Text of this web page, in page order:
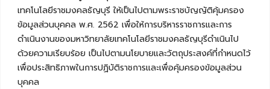
เทคโนโลยีราชมงคลธัญบุรี ให้เป็นไปตามพระราชบัญญัติคุ้มครอง
ข้อมูลส่วนบุคคล พ.ศ. 2562 เพื่อให้การบริหารราชการและการ
ดำเนินงานของมหาวิทยาลัยเทคโนโลยีราชมงคลธัญบุรีดำเนินไป
ด้วยความเรียบร้อย เป็นไปตามนโยบายและวัตถุประสงค์ที่กำหนดไว้
เพื่อประสิทธิภาพในการปฏิบัติราชการและเพื่อคุ้มครองข้อมูลส่วน
บุคคล